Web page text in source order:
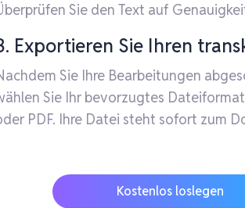
Sie den Text auf
Exportieren Sie Ihren
Sie Ihre Bearbeitungen
Sie Ihr bevorzugtes Dateiformat
PDF. Ihre Datei steht sofort zum
Kostenlos loslegen